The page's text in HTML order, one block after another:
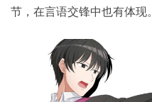
节，在言语交锋中也有体现。